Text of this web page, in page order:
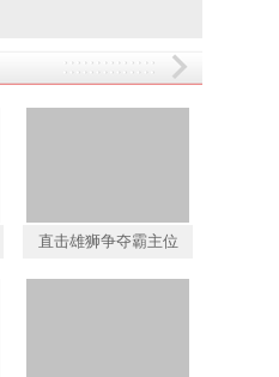
直击雄狮争夺霸主位